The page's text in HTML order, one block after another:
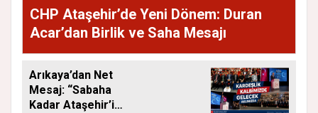
CHP Ataşehir’de Yeni Dönem: Duran
Acar’dan Birlik ve Saha Mesajı
Arıkaya’dan Net
Mesaj: “Sabaha
Kadar Ataşehir’i